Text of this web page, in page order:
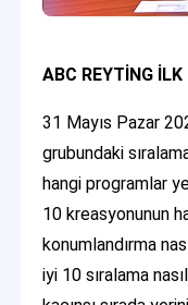
ABC REYTİNG
31 Mayıs Pazar
grubundaki
hangi programlar
10 kreasyonunun
konumlandırma
iyi 10 sıralama